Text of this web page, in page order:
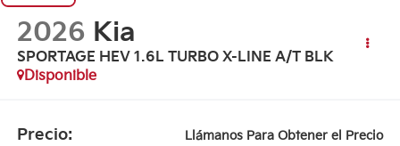
2026 Kia
SPORTAGE HEV 1.6L TURBO X-LINE A/T BLK
Disponible
Precio: Llámanos Para Obtener el Precio